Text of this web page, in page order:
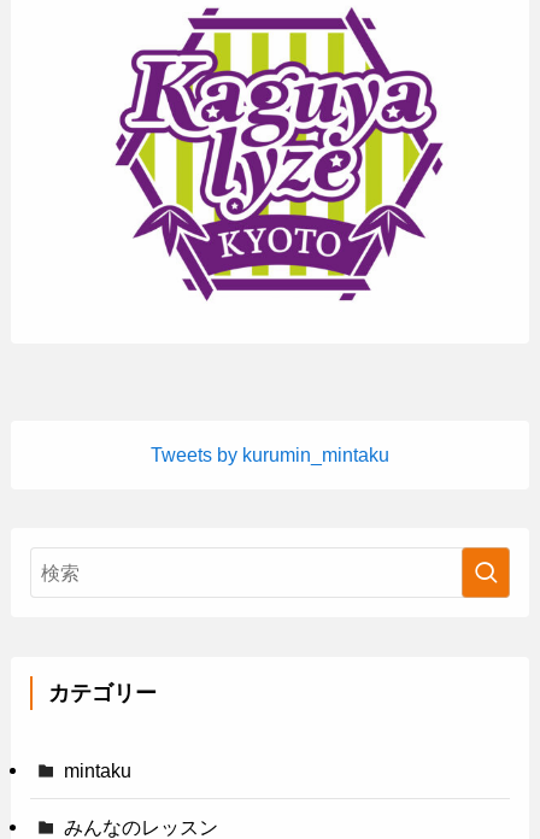
Tweets by kurumin_mintaku
カテゴリー
mintaku
みんなのレッスン